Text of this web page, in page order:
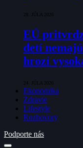
28. JÚLA 2026
EÚ
detí
hrozí
24. JÚLA 2026
Ekonomika
Zdravie
Lifestyle
Rozhovory
Podporte nás